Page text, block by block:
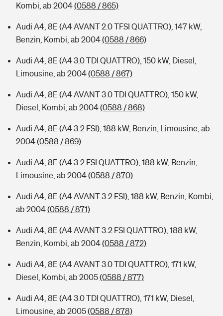
Kombi, ab 2004(0588 / 865)
Audi A4, 8E (A4 AVANT 2.0 TFSI QUATTRO), 147 kW,
Benzin, Kombi, ab 2004(0588 / 866)
Audi A4, 8E (A4 3.0 TDI QUATTRO), 150 kW, Diesel,
Limousine, ab 2004(0588 / 867)
Audi A4, 8E (A4 AVANT 3.0 TDI QUATTRO), 150 kW,
Diesel, Kombi, ab 2004(0588 / 868)
Audi A4, 8E (A4 3.2 FSI), 188 kW, Benzin, Limousine, ab
2004(0588 / 869)
Audi A4, 8E (A4 3.2 FSI QUATTRO), 188 kW, Benzin,
Limousine, ab 2004(0588 / 870)
Audi A4, 8E (A4 AVANT 3.2 FSI), 188 kW, Benzin, Kombi,
ab 2004(0588 / 871)
Audi A4, 8E (A4 AVANT 3.2 FSI QUATTRO), 188 kW,
Benzin, Kombi, ab 2004(0588 / 872)
Audi A4, 8E (A4 AVANT 3.0 TDI QUATTRO), 171 kW,
Diesel, Kombi, ab 2005(0588 / 877)
Audi A4, 8E (A4 3.0 TDI QUATTRO), 171 kW, Diesel,
Limousine, ab 2005(0588 / 878)